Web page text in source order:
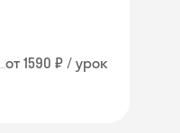
от 1590 ₽ / урок